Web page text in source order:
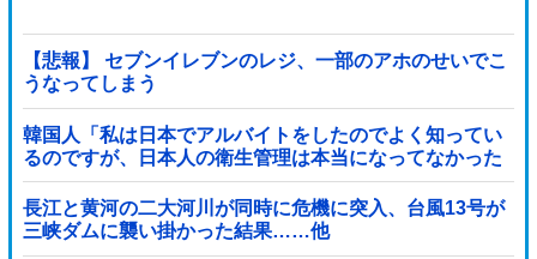
【悲報】 セブンイレブンのレジ、一部のアホのせいでこ
うなってしまう
韓国人「私は日本でアルバイトをしたのでよく知ってい
るのですが、日本人の衛生管理は本当になってなかった
です」
長江と黄河の二大河川が同時に危機に突入、台風13号が
三峡ダムに襲い掛かった結果……他